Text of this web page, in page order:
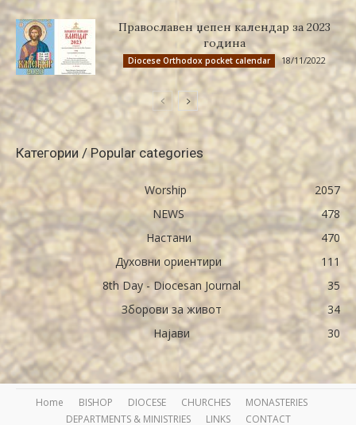
Православен џепен календар за 2023
година
Diocese Orthodox pocket calendar 18/11/2022
Категории / Popular categories
Worship
2057
NEWS
478
Настани
470
Духовни ориентири
111
8th Day - Diocesan Journal
35
Зборови за живот
34
Најави
30
Home BISHOP DIOCESE CHURCHES
MONASTERIES
DEPARTMENTS & MINISTRIES
LINKS CONTACT